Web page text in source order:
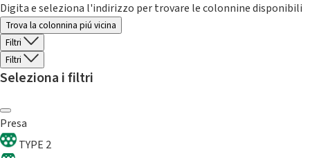
Digita e seleziona l'indirizzo per trovare le colonnine disponibili
Trova la colonnina piú vicina
Filtri
Filtri
Seleziona i filtri
Presa
TYPE 2